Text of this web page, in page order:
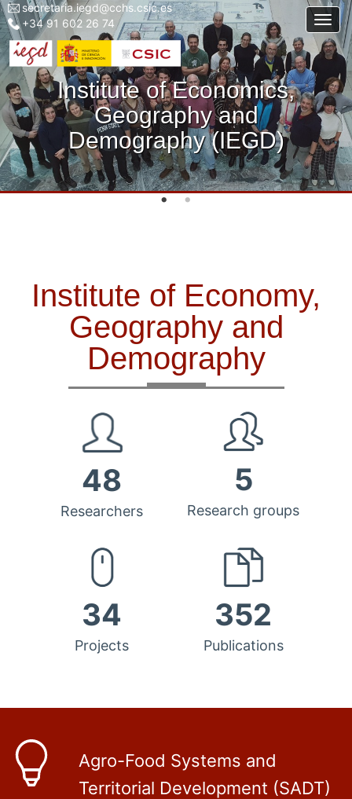
Skip
to
main
content
Menu
top
left
iegd
secretaria.iegd@cchs.csic.es
+34 91 602 26 74
Institute of Economics,
Geography and
Demography (IEGD)
Institute of Economy,
Geography and
Demography
48
Researchers
5
Research groups
34
Projects
352
Publications
Agro-Food Systems and
Territorial Development (SADT)